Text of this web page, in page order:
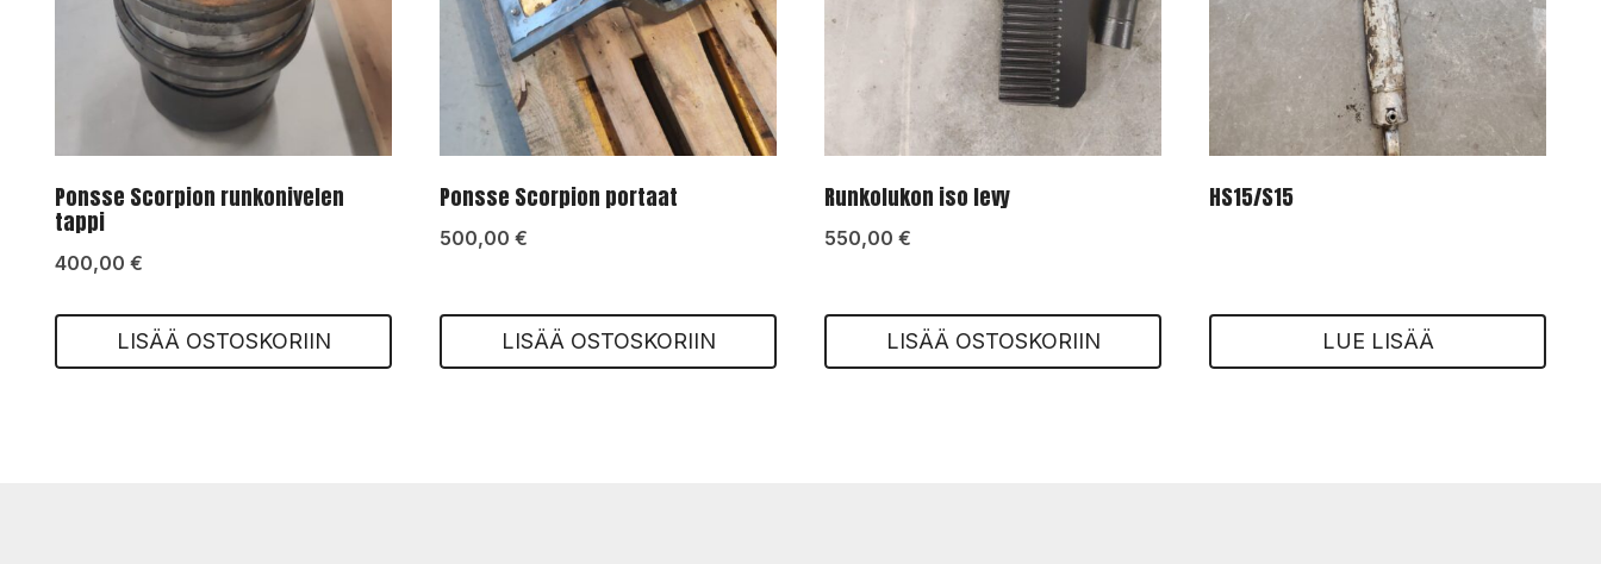
Ponsse Scorpion runkonivelen
tappi
400,00 €
LISÄÄ OSTOSKORIIN
Ponsse Scorpion portaat
500,00 €
LISÄÄ OSTOSKORIIN
Runkolukon iso levy
550,00 €
LISÄÄ OSTOSKORIIN
HS15/S15
LUE LISÄÄ